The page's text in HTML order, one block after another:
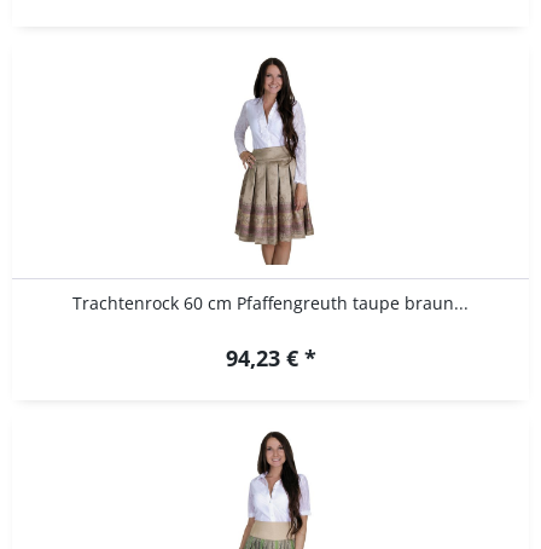
Trachtenrock 60 cm Pfaffengreuth taupe braun...
94,23 € *